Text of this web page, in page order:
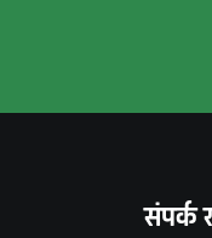
संपर्क